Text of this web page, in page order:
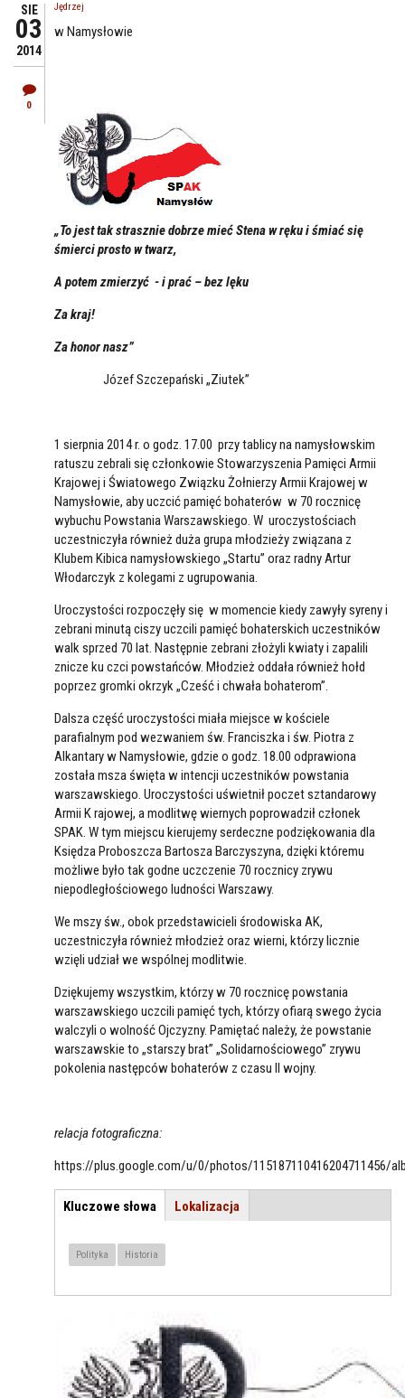
SIE
03
2014
0
Jędrzej
w Namysłowie
„To jest tak strasznie dobrze mieć Stena w ręku i śmiać się
śmierci prosto w twarz,
A potem zmierzyć - i prać – bez lęku
Za kraj!
Za honor nasz”
Józef Szczepański „Ziutek”
1 sierpnia 2014 r. o godz. 17.00 przy tablicy na namysłowskim
ratuszu zebrali się członkowie Stowarzyszenia Pamięci Armii
Krajowej i Światowego Związku Żołnierzy Armii Krajowej w
Namysłowie, aby uczcić pamięć bohaterów w 70 rocznicę
wybuchu Powstania Warszawskiego. W uroczystościach
uczestniczyła również duża grupa młodzieży związana z
Klubem Kibica namysłowskiego „Startu” oraz radny Artur
Włodarczyk z kolegami z ugrupowania.
Uroczystości rozpoczęły się w momencie kiedy zawyły syreny i
zebrani minutą ciszy uczcili pamięć bohaterskich uczestników
walk sprzed 70 lat. Następnie zebrani złożyli kwiaty i zapalili
znicze ku czci powstańców. Młodzież oddała również hołd
poprzez gromki okrzyk „Cześć i chwała bohaterom”.
Dalsza część uroczystości miała miejsce w kościele
parafialnym pod wezwaniem św. Franciszka i św. Piotra z
Alkantary w Namysłowie, gdzie o godz. 18.00 odprawiona
została msza święta w intencji uczestników powstania
warszawskiego. Uroczystości uświetnił poczet sztandarowy
Armii K rajowej, a modlitwę wiernych poprowadził członek
SPAK. W tym miejscu kierujemy serdeczne podziękowania dla
Księdza Proboszcza Bartosza Barczyszyna, dzięki któremu
możliwe było tak godne uczczenie 70 rocznicy zrywu
niepodległościowego ludności Warszawy.
We mszy św., obok przedstawicieli środowiska AK,
uczestniczyła również młodzież oraz wierni, którzy licznie
wzięli udział we wspólnej modlitwie.
Dziękujemy wszystkim, którzy w 70 rocznicę powstania
warszawskiego uczcili pamięć tych, którzy ofiarą swego życia
walczyli o wolność Ojczyzny. Pamiętać należy, że powstanie
warszawskie to „starszy brat” „Solidarnościowego” zrywu
pokolenia następców bohaterów z czasu II wojny.
relacja fotograficzna:
https://plus.google.com/u/0/photos/115187110416204711456/
TEMAT / LOKALIZACJA
Kluczowe słowa (aktywna
karta)
Lokalizacja
Polityka Historia